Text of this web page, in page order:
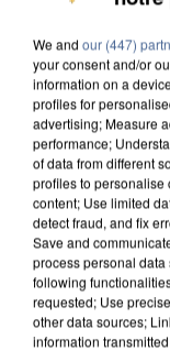
We and our (447)
your consent and/or
information on a
profiles for
advertising; Measure
performance;
of data from different
profiles to personalise
content; Use limited
detect fraud, and fix
Save and
process personal
following
requested; Use
other data sources;
information